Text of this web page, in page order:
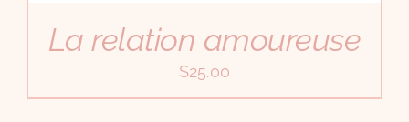
La relation amoureuse
$25.00